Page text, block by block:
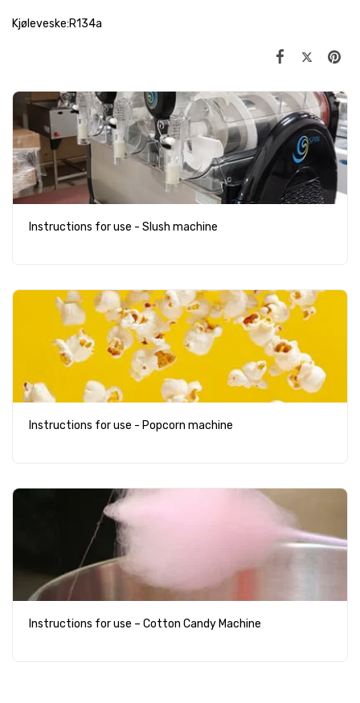
Kjøleveske:R134a
Instructions for use - Slush machine
Instructions for use - Popcorn machine
Instructions for use – Cotton Candy Machine